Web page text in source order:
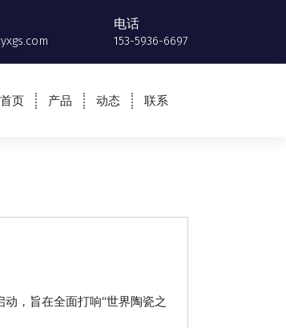
电话
153-5936-6697
首页 产品 动态 联系
，旨在全面打响“世界陶瓷之